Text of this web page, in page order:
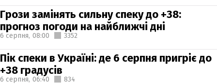
Грози замінять сильну спеку до +38:
прогноз погоди на найближчі дні
6 серпня, 08:00 3352
Пік спеки в Україні: де 6 серпня пригріє до
+38 градусів
6 серпня, 06:40 834